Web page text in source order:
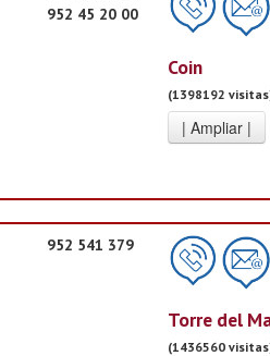
952 45 20 00
Coin
(1398192
952 541 379
Torre del
(1436560